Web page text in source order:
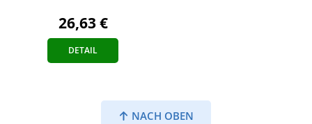
26,63 €
DETAIL
NACH OBEN